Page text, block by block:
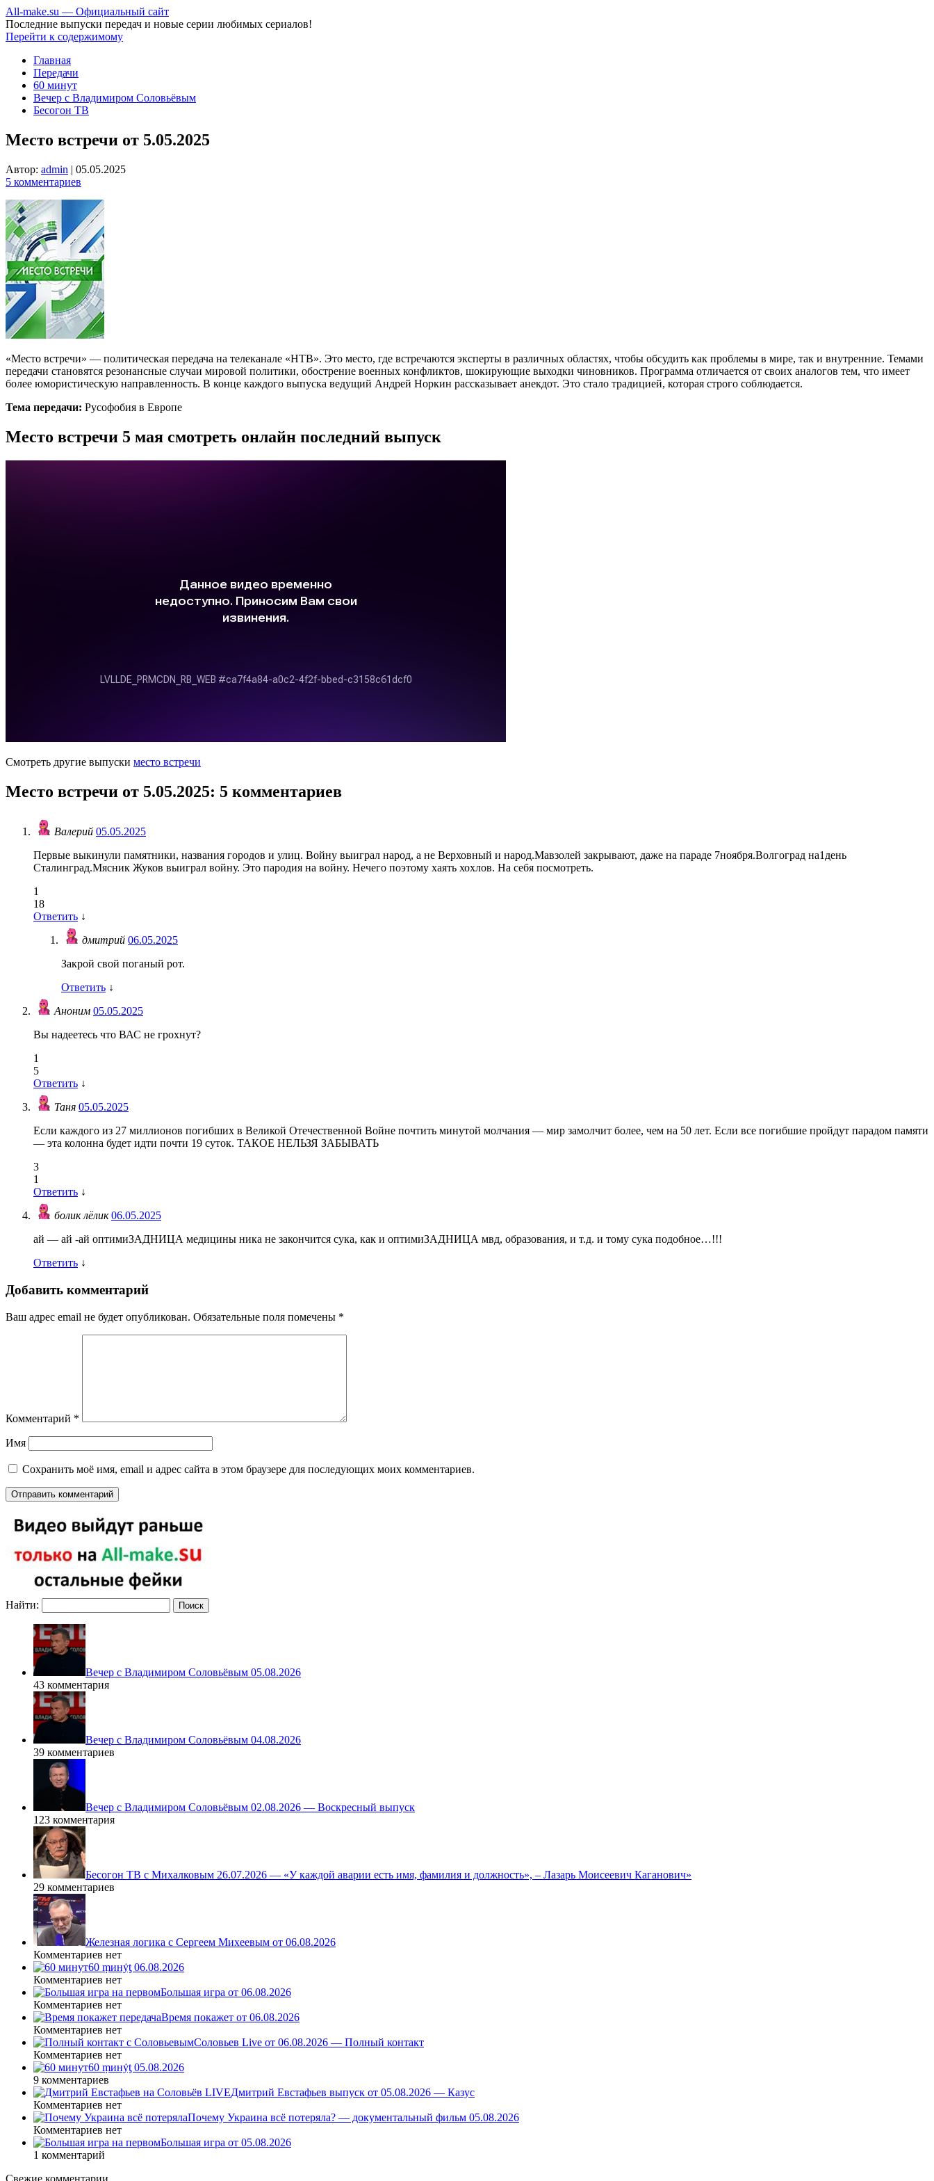
All-make.su — Официальный сайт
Последние выпуски передач и новые серии любимых сериалов!
Перейти к содержимому
Главная
Передачи
60 минут
Вечер с Владимиром Соловьёвым
Бесогон ТВ
Место встречи от 5.05.2025
Автор: admin | 05.05.2025
5 комментариев
«Место встречи» — политическая передача на телеканале «НТВ». Это место, где встречаются эксперты в различных областях, чтобы обсудить как проблемы в мире, так и внутренние. Темами
передачи становятся резонансные случаи мировой политики, обострение военных конфликтов, шокирующие выходки чиновников. Программа отличается от своих аналогов тем, что имеет
более юмористическую направленность. В конце каждого выпуска ведущий Андрей Норкин рассказывает анекдот. Это стало традицией, которая строго соблюдается.
Тема передачи: Русофобия в Европе
Место встречи 5 мая смотреть онлайн последний выпуск
Смотреть другие выпуски место встречи
Место встречи от 5.05.2025: 5 комментариев
Валерий 05.05.2025
Первые выкинули памятники, названия городов и улиц. Войну выиграл народ, а не Верховный и народ.Мавзолей закрывают, даже на параде 7ноября.Волгоград на1день
Сталинград.Мясник Жуков выиграл войну. Это пародия на войну. Нечего поэтому хаять хохлов. На себя посмотреть.
1
18
Ответить ↓
дмитрий 06.05.2025
Закрой свой поганый рот.
Ответить ↓
Аноним 05.05.2025
Вы надеетесь что ВАС не грохнут?
1
5
Ответить ↓
Таня 05.05.2025
Если каждого из 27 миллионов погибших в Великой Отечественной Войне почтить минутой молчания — мир замолчит более, чем на 50 лет. Если все погибшие пройдут парадом памяти
— эта колонна будет идти почти 19 суток. ТАКОЕ НЕЛЬЗЯ ЗАБЫВАТЬ
3
1
Ответить ↓
болик лёлик06.05.2025
ай — ай -ай оптимиЗАДНИЦА медицины ника не закончится сука, как и оптимиЗАДНИЦА мвд, образования, и т.д. и тому сука подобное…!!!
Ответить ↓
Добавить комментарий
Ваш адрес email не будет опубликован. Обязательные поля помечены *
Комментарий *
Имя
Сохранить моё имя, email и адрес сайта в этом браузере для последующих моих комментариев.
Найти:
Вечер с Владимиром Соловьёвым 05.08.2026
43 комментария
Вечер с Владимиром Соловьёвым 04.08.2026
39 комментариев
Вечер с Владимиром Соловьёвым 02.08.2026 — Воскресный выпуск
123 комментария
Бесогон ТВ с Михалковым 26.07.2026 — «У каждой аварии есть имя, фамилия и должность», – Лазарь Моисеевич Каганович»
29 комментариев
Железная логика с Сергеем Михеевым от 06.08.2026
Комментариев нет
60 ṃинẏƫ 06.08.2026
Комментариев нет
Большая игра от 06.08.2026
Комментариев нет
Время покажет от 06.08.2026
Комментариев нет
Соловьев Live от 06.08.2026 — Полный контакт
Комментариев нет
60 ṃинẏƫ 05.08.2026
9 комментариев
Дмитрий Евстафьев выпуск от 05.08.2026 — Казус
Комментариев нет
Почему Украина всё потеряла? — документальный фильм 05.08.2026
Комментариев нет
Большая игра от 05.08.2026
1 комментарий
Свежие комментарии